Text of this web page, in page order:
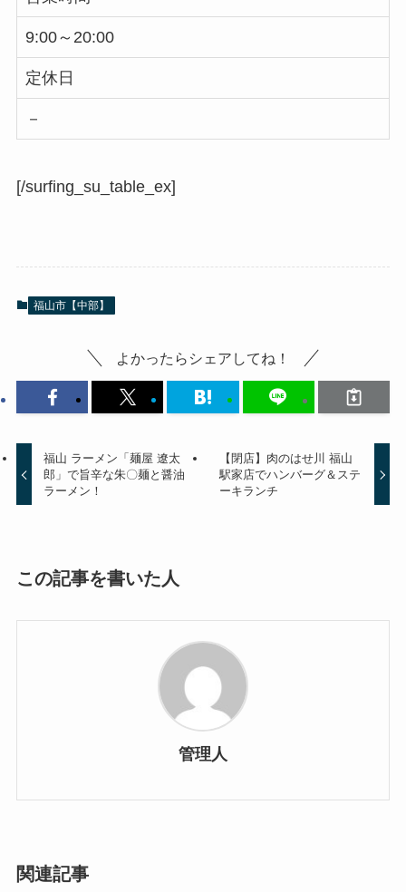
9:00～20:00
定休日
－
[/surfing_su_table_ex]
福山市【中部】
よかったらシェアしてね！
福山 ラーメン「麺屋 遼太
郎」で旨辛な朱〇麺と醤油
ラーメン！
【閉店】肉のはせ川 福山
駅家店でハンバーグ＆ステ
ーキランチ
この記事を書いた人
管理人
関連記事